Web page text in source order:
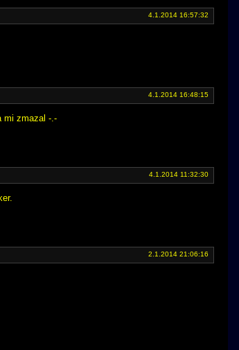
4.1.2014 16:57:32
4.1.2014 16:48:15
mi zmazal -.-
4.1.2014 11:32:30
2.1.2014 21:06:16